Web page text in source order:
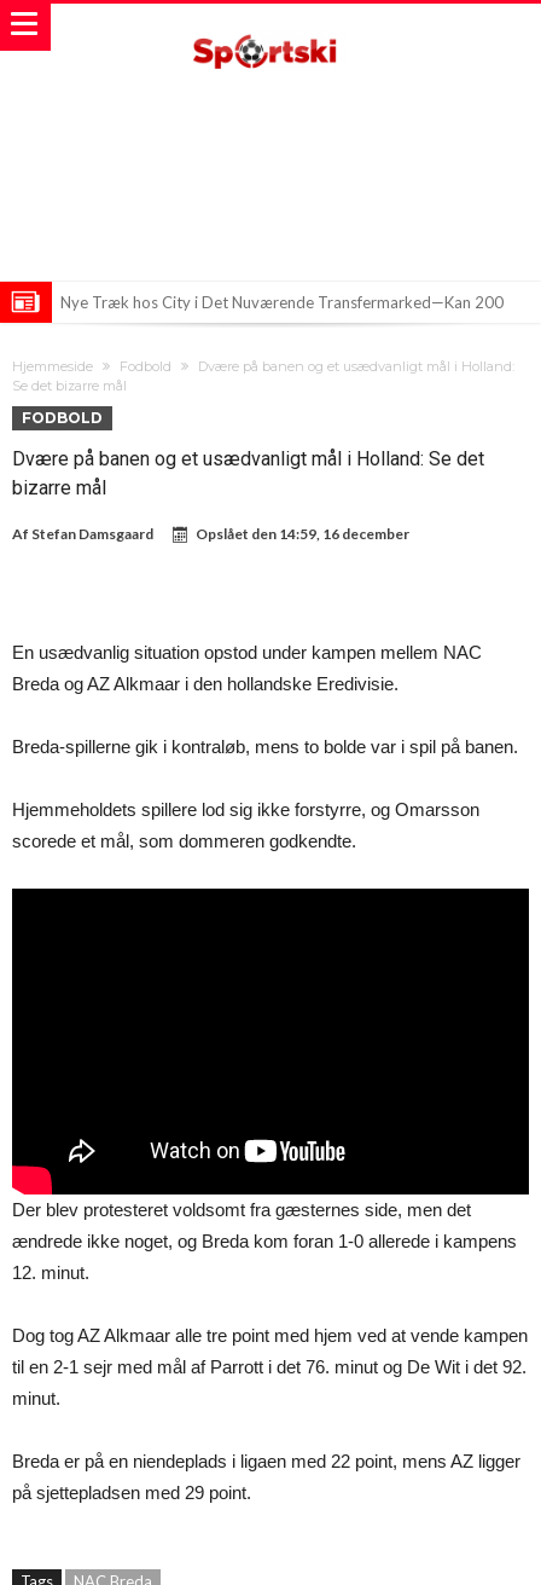
Nye Træk hos City i Det Nuværende Transfermarked—Kan 200
Ny titel: Bliver Romero i Spurs? Inter kæmper for at få det til at gå
op, mens Atletico lurer på chancen
Hjemmeside Fodbold
Dvære på banen og et usædvanligt mål i Holland:
Se det bizarre mål
FODBOLD
Dvære på banen og et usædvanligt mål i Holland: Se det
bizarre mål
Af Stefan Damsgaard Opslået den 14:59, 16 december
En usædvanlig situation opstod under kampen mellem NAC
Breda og AZ Alkmaar i den hollandske Eredivisie.
Breda-spillerne gik i kontraløb, mens to bolde var i spil på banen.
Hjemmeholdets spillere lod sig ikke forstyrre, og Omarsson
scorede et mål, som dommeren godkendte.
Der blev protesteret voldsomt fra gæsternes side, men det
ændrede ikke noget, og Breda kom foran 1-0 allerede i kampens
12. minut.
Dog tog AZ Alkmaar alle tre point med hjem ved at vende kampen
til en 2-1 sejr med mål af Parrott i det 76. minut og De Wit i det 92.
minut.
Breda er på en niendeplads i ligaen med 22 point, mens AZ ligger
på sjettepladsen med 29 point.